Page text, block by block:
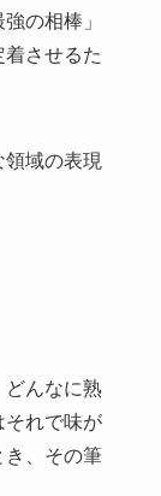
の相棒」
させるた
域の表現
どんなに熟
それで味が
き、その筆